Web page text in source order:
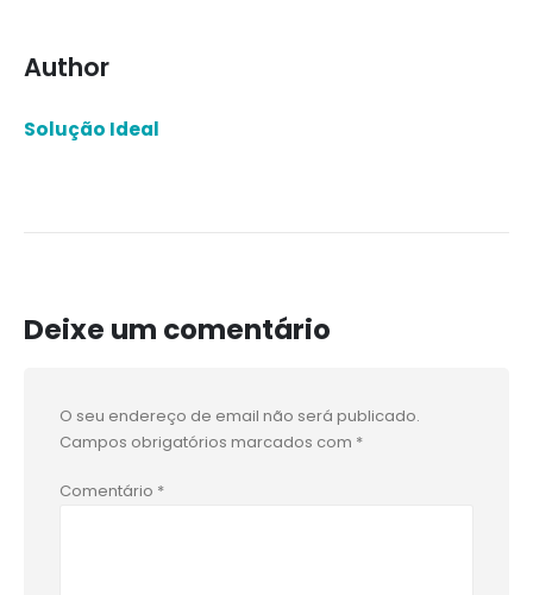
Author
Solução Ideal
Deixe um comentário
O seu endereço de email não será publicado.
Campos obrigatórios marcados com *
Comentário *